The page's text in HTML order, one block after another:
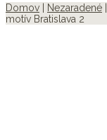
Domov
Nezaradené
motív Bratislava 2